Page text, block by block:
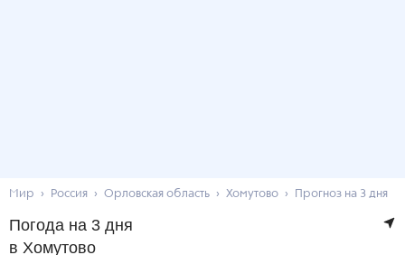
Мир Россия Орловская область Хомутово Прогноз на 3 дня
Погода на 3 дня
в Хомутово